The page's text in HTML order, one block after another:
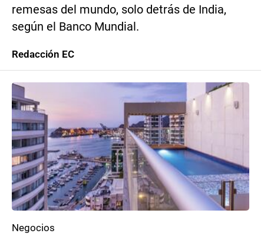
remesas del mundo, solo detrás de India,
según el Banco Mundial.
Redacción EC
Negocios